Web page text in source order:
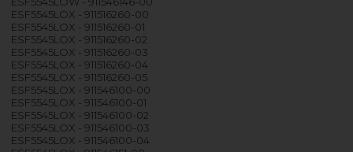
ESF5545LOX - 911516260-00
ESF5545LOX - 911516260-01
ESF5545LOX - 911516260-02
ESF5545LOX - 911516260-03
ESF5545LOX - 911516260-04
ESF5545LOX - 911516260-05
ESF5545LOX - 911546100-00
ESF5545LOX - 911546100-01
ESF5545LOX - 911546100-02
ESF5545LOX - 911546100-03
ESF5545LOX - 911546100-04